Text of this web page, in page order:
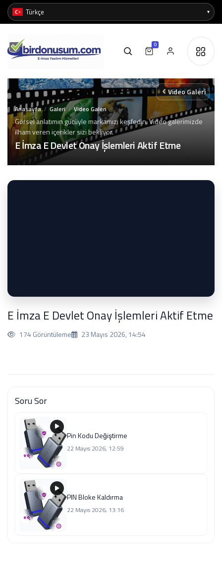
0
E İmza E Devlet Onay İşlemleri Aktif Etme
Görsel anlatımın gücüyle markamızı keşfedin. Video galerimizde
ilham veren içerikler sizi bekliyor.
Anasayfa / Galeri / Video Galeri
Video Galeri
E İmza E Devlet Onay İşlemleri Aktif Etme
174 Görüntüleme 23 Mayıs 2026, 14:54
Soru Sor
Pin Kodu Değiştirme
22 Mayıs 2026, 12:59
PIN Bloke Kaldırma
22 Mayıs 2026, 13:16